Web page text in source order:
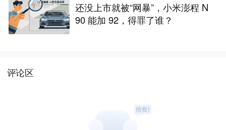
还没上市就被“网暴”，小米澎程 N
90 能加 92，得罪了谁？
评论区